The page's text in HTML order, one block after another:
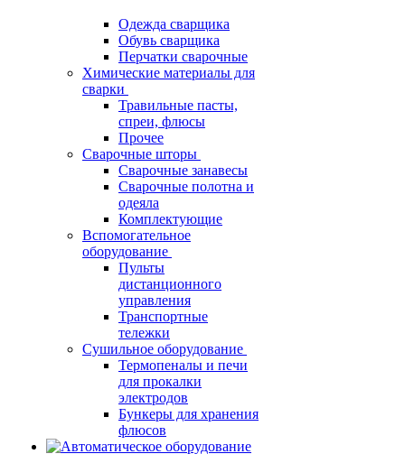
Одежда сварщика
Обувь сварщика
Перчатки сварочные
Химические материалы для
сварки
Травильные пасты,
спреи, флюсы
Прочее
Сварочные шторы
Сварочные занавесы
Сварочные полотна и
одеяла
Комплектующие
Вспомогательное
оборудование
Пульты
дистанционного
управления
Транспортные
тележки
Сушильное оборудование
Термопеналы и печи
для прокалки
электродов
Бункеры для хранения
флюсов